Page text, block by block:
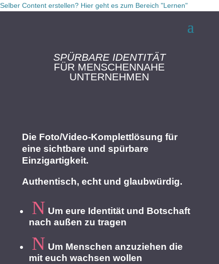
Selber Content erstellen? Hier geht es zum Bereich "Lernen"
SPÜRBARE IDENTITÄT
FÜR MENSCHENNAHE
UNTERNEHMEN
Die Foto/Video-Komplettlösung für
eine sichtbare und spürbare
Einzigartigkeit.
Authentisch, echt und glaubwürdig.
N Um eure Identität und Botschaft
nach außen zu tragen
N Um Menschen anzuziehen die
mit euch wachsen wollen